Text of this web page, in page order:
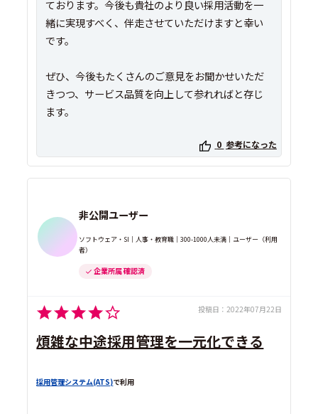
ております。今後も貴社のより良い採用活動を一
緒に実現すべく、伴走させていただけますと幸い
です。
ぜひ、今後もたくさんのご意見をお聞かせいただ
きつつ、サービス品質を向上して参れればと存じ
ます。
0 参考になった
非公開ユーザー
ソフトウェア・SI｜人事・教育職｜300-1000人未満｜ユーザー（利用
者）
企業所属 確認済
投稿日： 2022年07月22日
煩雑な中途採用管理を一元化できる
採用管理システム(ATS)で利用